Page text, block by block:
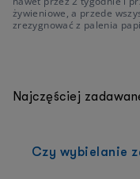
żywieniowe, a przede
zrezygnować z palenia
Najczęściej
Czy wybielanie